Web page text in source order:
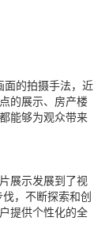
面的拍摄手法，近
的展示、房产楼
能够为观众带来
展示发展到了视
，不断探索和创
提供个性化的全